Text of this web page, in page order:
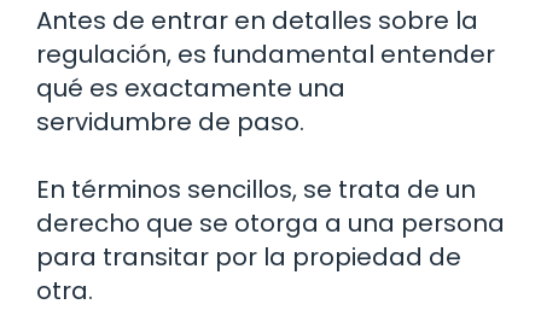
Antes de entrar en detalles sobre la
regulación, es fundamental entender
qué es exactamente una
servidumbre de paso.
En términos sencillos, se trata de un
derecho que se otorga a una persona
para transitar por la propiedad de
otra.